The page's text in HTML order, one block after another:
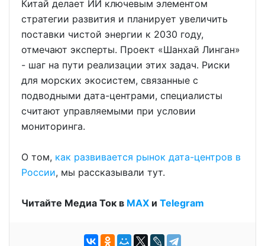
Китай делает ИИ ключевым элементом
стратегии развития и планирует увеличить
поставки чистой энергии к 2030 году,
отмечают эксперты. Проект «Шанхай Линган»
- шаг на пути реализации этих задач. Риски
для морских экосистем, связанные с
подводными дата-центрами, специалисты
считают управляемыми при условии
мониторинга.
О том, как развивается рынок дата-центров в
России, мы рассказывали тут.
Читайте Медиа Ток в МАХ и Telegram